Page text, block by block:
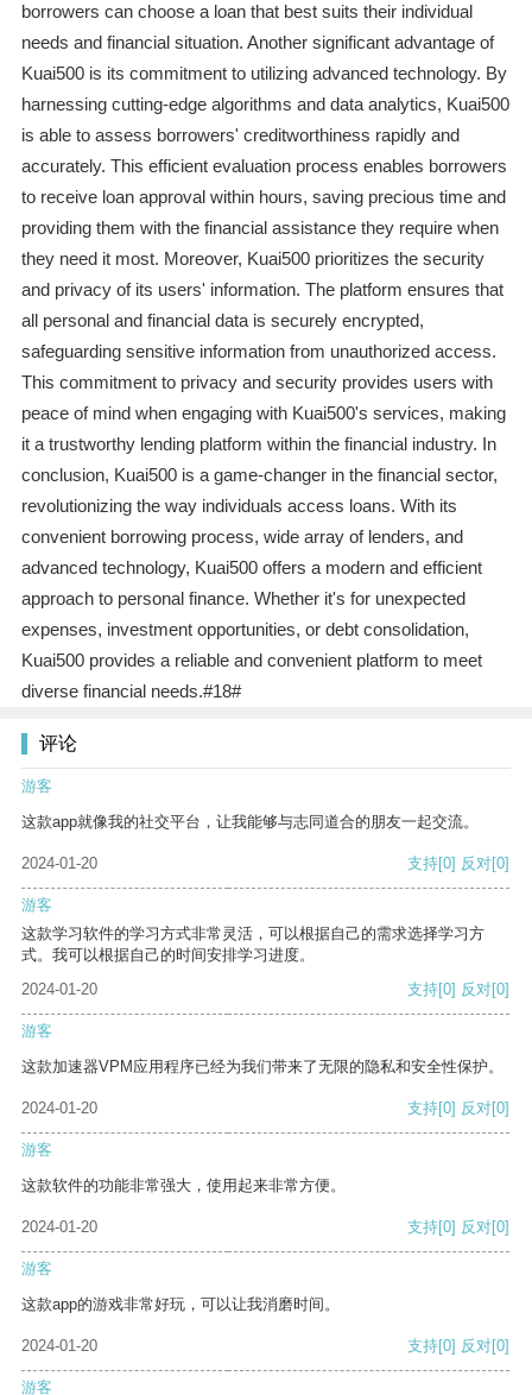
borrowers can choose a loan that best suits their individual
needs and financial situation. Another significant advantage of
Kuai500 is its commitment to utilizing advanced technology. By
harnessing cutting-edge algorithms and data analytics, Kuai500
is able to assess borrowers' creditworthiness rapidly and
accurately. This efficient evaluation process enables borrowers
to receive loan approval within hours, saving precious time and
providing them with the financial assistance they require when
they need it most. Moreover, Kuai500 prioritizes the security
and privacy of its users' information. The platform ensures that
all personal and financial data is securely encrypted,
safeguarding sensitive information from unauthorized access.
This commitment to privacy and security provides users with
peace of mind when engaging with Kuai500's services, making
it a trustworthy lending platform within the financial industry. In
conclusion, Kuai500 is a game-changer in the financial sector,
revolutionizing the way individuals access loans. With its
convenient borrowing process, wide array of lenders, and
advanced technology, Kuai500 offers a modern and efficient
approach to personal finance. Whether it's for unexpected
expenses, investment opportunities, or debt consolidation,
Kuai500 provides a reliable and convenient platform to meet
diverse financial needs.#18#
评论
游客
这款app就像我的社交平台，让我能够与志同道合的朋友一起交流。
2024-01-20 支持[0] 反对[0]
游客
这款学习软件的学习方式非常灵活，可以根据自己的需求选择学习方
式。我可以根据自己的时间安排学习进度。
2024-01-20
支持[0] 反对[0]
游客
这款加速器VPM应用程序已经为我们带来了无限的隐私和安全性保护。
2024-01-20 支持[0] 反对[0]
游客
这款软件的功能非常强大，使用起来非常方便。
2024-01-20 支持[0] 反对[0]
游客
这款app的游戏非常好玩，可以让我消磨时间。
2024-01-20 支持[0] 反对[0]
游客